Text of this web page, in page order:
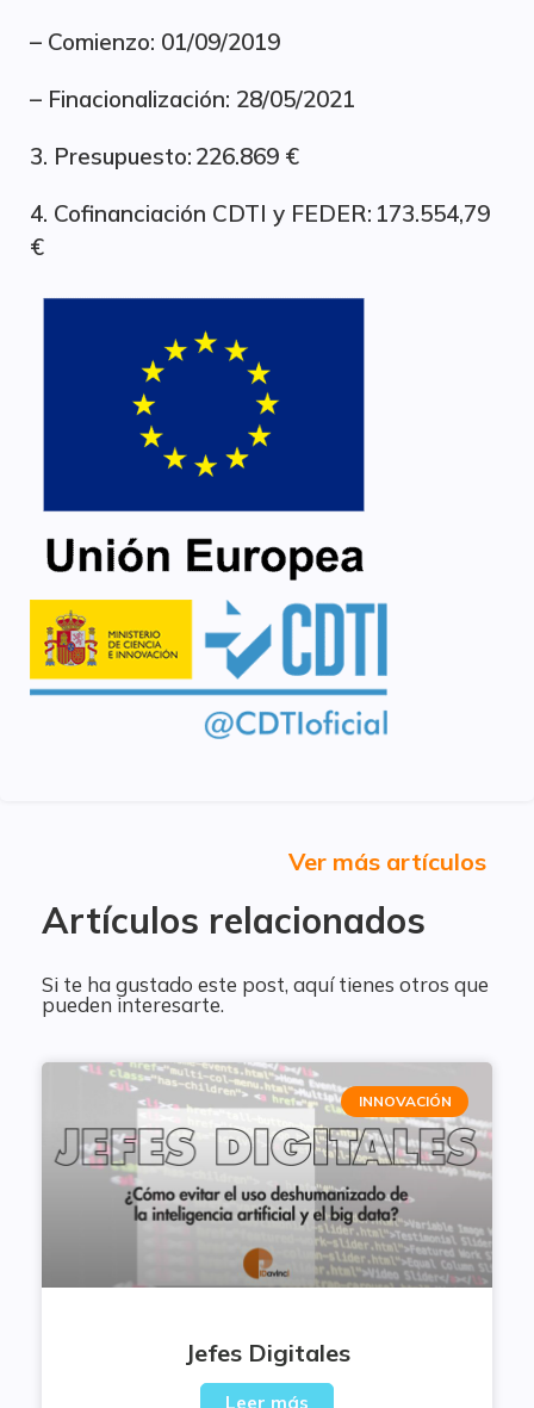
– Comienzo: 01/09/2019
– Finacionalización: 28/05/2021
3. Presupuesto: 226.869 €
4. Cofinanciación CDTI y FEDER: 173.554,79
€
Artículos relacionados
Ver más artículos
Si te ha gustado este post, aquí tienes otros que
pueden interesarte.
INNOVACIÓN
Jefes Digitales
Leer más